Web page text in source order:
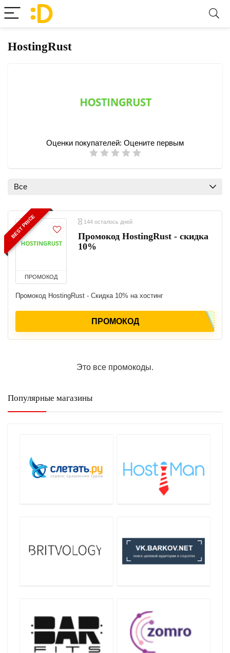
HostingRust
Оценки покупателей: Оцените первым
Все
BEST PRICE
ПРОМОКОД
144 осталось дней
Промокод HostingRust - скидка
10%
Промокод HostingRust - Скидка 10% на хостинг
ПРОМОКОД
Это все промокоды.
Популярные магазины